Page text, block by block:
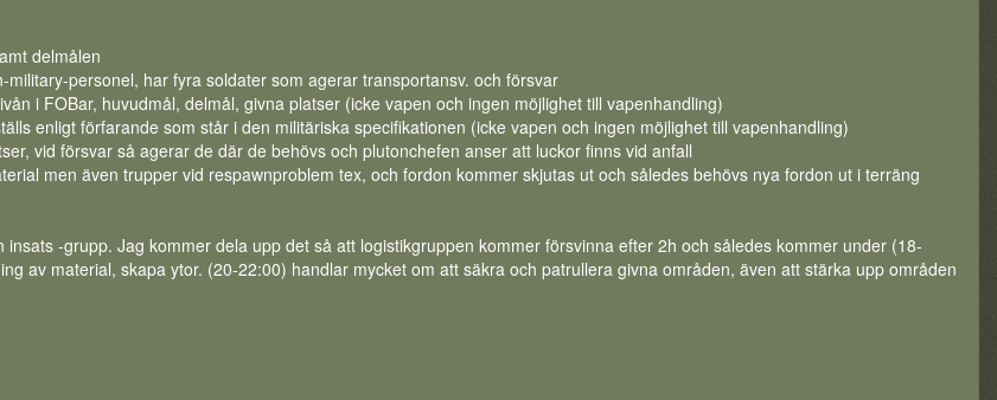
delmålen
personel, har fyra soldater som agerar transportansv. och försvar
i FOBar, huvudmål, delmål, givna platser (icke vapen och ingen möjlighet till vapenhandling)
enligt förfarande som står i den militäriska specifikationen (icke vapen och ingen möjlighet till vapenhandling)
vid försvar så agerar de där de behövs och plutonchefen anser att luckor finns vid anfall
men även trupper vid respawnproblem tex, och fordon kommer skjutas ut och således behövs nya fordon ut i terräng
-grupp. Jag kommer dela upp det så att logistikgruppen kommer försvinna efter 2h och således kommer under (18-
av material, skapa ytor. (20-22:00) handlar mycket om att säkra och patrullera givna områden, även att stärka upp områden